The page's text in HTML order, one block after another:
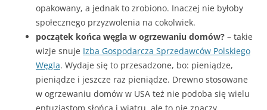
opakowany, a jednak to zrobiono. Inaczej nie byłoby
społecznego przyzwolenia na cokolwiek.
początek końca węgla w ogrzewaniu domów? – takie
wizje snuje Izba Gospodarcza Sprzedawców Polskiego
Węgla. Wydaje się to przesadzone, bo: pieniądze,
pieniądze i jeszcze raz pieniądze. Drewno stosowane
w ogrzewaniu domów w USA też nie podoba się wielu